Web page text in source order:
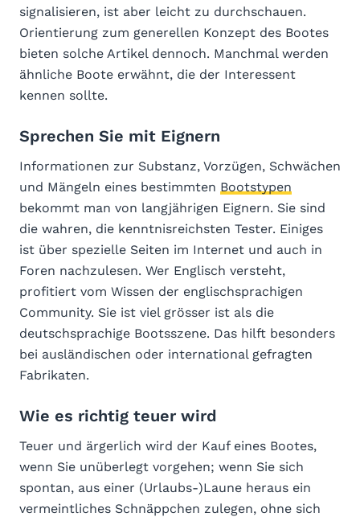
signalisieren, ist aber leicht zu durchschauen.
Orientierung zum generellen Konzept des Bootes
bieten solche Artikel dennoch. Manchmal werden
ähnliche Boote erwähnt, die der Interessent
kennen sollte.
Sprechen Sie mit Eignern
Informationen zur Substanz, Vorzügen, Schwächen
und Mängeln eines bestimmten Bootstypen
bekommt man von langjährigen Eignern. Sie sind
die wahren, die kenntnisreichsten Tester. Einiges
ist über spezielle Seiten im Internet und auch in
Foren nachzulesen. Wer Englisch versteht,
profitiert vom Wissen der englischsprachigen
Community. Sie ist viel grösser ist als die
deutschsprachige Bootsszene. Das hilft besonders
bei ausländischen oder international gefragten
Fabrikaten.
Wie es richtig teuer wird
Teuer und ärgerlich wird der Kauf eines Bootes,
wenn Sie unüberlegt vorgehen; wenn Sie sich
spontan, aus einer (Urlaubs-)Laune heraus ein
vermeintliches Schnäppchen zulegen, ohne sich